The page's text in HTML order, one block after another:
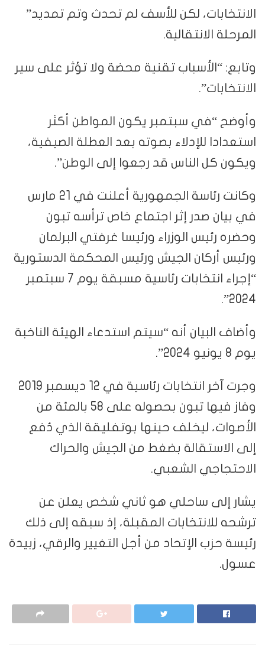
الانتخابات، لكن للأسف لم تحدث وتم تمديد”
المرحلة الانتقالية.
وتابع: “الأسباب تقنية محضة ولا تؤثر على سير
الانتخابات”.
وأوضح “في سبتمبر يكون المواطن أكثر
استعدادا للإدلاء بصوته بعد العطلة الصيفية،
ويكون كل الناس قد رجعوا إلى الوطن”.
وكانت رئاسة الجمهورية أعلنت في 21 مارس
في بيان صدر إثر اجتماع خاص ترأسه تبون
وحضره رئيس الوزراء ورئيسا غرفتي البرلمان
ورئيس أركان الجيش ورئيس المحكمة الدستورية
“إجراء انتخابات رئاسية مسبقة يوم 7 سبتمبر
2024”.
وأضاف البيان أنه “سيتم استدعاء الهيئة الناخبة
يوم 8 يونيو 2024”.
وجرت آخر انتخابات رئاسية في 12 ديسمبر 2019
وفاز فيها تبون بحصوله على 58 بالمئة من
الأصوات، ليخلف حينها بوتفليقة الذي دُفع
إلى الاستقالة بضغط من الجيش والحراك
الاحتجاجي الشعبي.
يشار إلى ساحلي هو ثاني شخص يعلن عن
ترشحه للانتخابات المقبلة، إذ سبقه إلى ذلك
رئيسة حزب الإتحاد من أجل التغيير والرقي، زبيدة
عسول.